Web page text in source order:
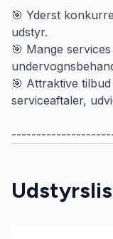
🎯 Yderst
udstyr.
🎯 Mange
🎯 Attraktive
serviceaftaler,